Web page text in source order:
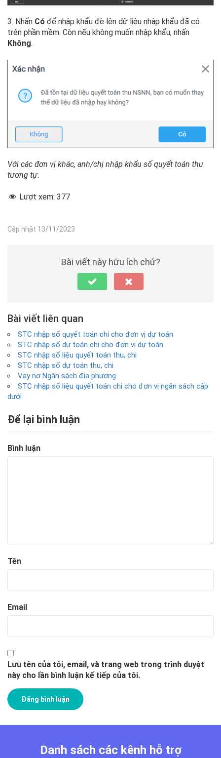
3. Nhấn Có để nhập khẩu đè lên dữ liệu nhập khẩu đã có
trên phần mềm. Còn nếu không muốn nhập khẩu, nhấn
Không.
Với các đơn vị khác, anh/chị nhập khẩu số quyết toán thu
tương tự.
Lượt xem: 377
Cập nhật 13/11/2023
Bài viết này hữu ích chứ?
Bài viết liên quan
STC nhập số quyết toán chi cho đơn vị dự toán
STC nhập số dự toán chi cho đơn vị dự toán
STC nhập số liệu quyết toán thu, chi
STC nhập số dự toán thu, chi
Vay nợ Ngân sách địa phương
STC nhập số liệu quyết toán chi cho đơn vị ngân sách cấp
dưới
Để lại bình luận
Bình luận
Tên
Email
Lưu tên của tôi, email, và trang web trong trình duyệt
này cho lần bình luận kế tiếp của tôi.
Danh sách các kênh hỗ trợ